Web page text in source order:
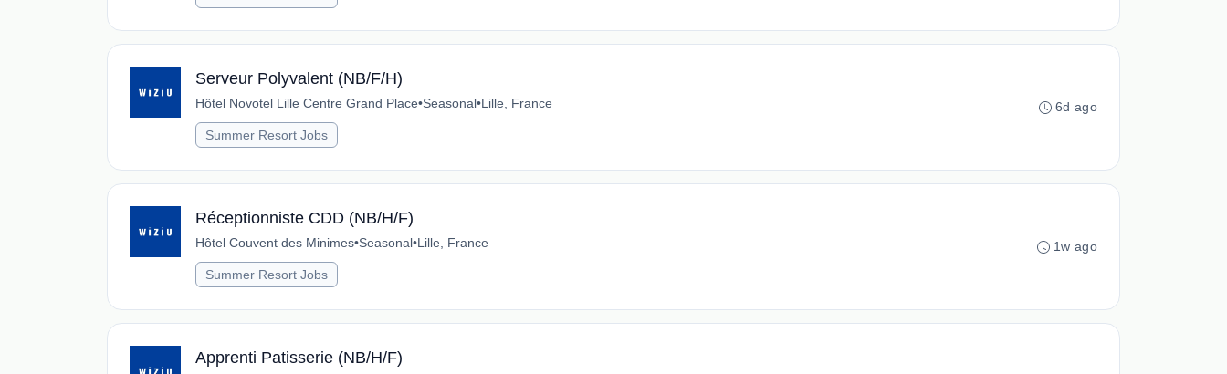
Serveur Polyvalent (NB/F/H)
Hôtel Novotel Lille Centre Grand Place•Seasonal•Lille, France
Summer Resort Jobs
6d ago
Réceptionniste CDD (NB/H/F)
Hôtel Couvent des Minimes•Seasonal•Lille, France
Summer Resort Jobs
1w ago
Apprenti Patisserie (NB/H/F)